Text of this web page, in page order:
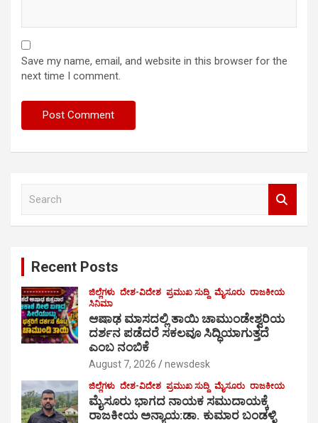
Save my name, email, and website in this browser for the
next time I comment.
Recent Posts
ಜಿಲ್ಲೆಗಳು ದೇಶ-ವಿದೇಶ ಪ್ರಮುಖ ಸುದ್ದಿ ಮೈಸೂರು ರಾಜಕೀಯ
ಸಿನಿಮಾ
ಆಷಾಢ ಮಾಸದಲ್ಲಿ ತಾಯಿ ಚಾಮುಂಡೇಶ್ವರಿಯ
ದರ್ಶನ ಪಡೆದರೆ ಸಕಲವೂ ಸಿದ್ಧಿಯಾಗುತ್ತದೆ
ಎಂಬ ನಂಬಿಕೆ
August 7, 2026 newsdesk
ಜಿಲ್ಲೆಗಳು ದೇಶ-ವಿದೇಶ ಪ್ರಮುಖ ಸುದ್ದಿ ಮೈಸೂರು ರಾಜಕೀಯ
ಮೈಸೂರು ಭಾಗದ ನಾಯಕ ಸಮುದಾಯಕ್ಕೆ
ರಾಜಕೀಯ ಅನ್ಯಾಯ:ಡಾ. ಕುಮಾರ ಬಂಡಳ್ಳಿ